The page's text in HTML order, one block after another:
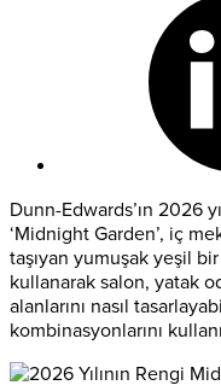
Dunn-Edwards’ın 2026
‘Midnight Garden’, iç
taşıyan yumuşak yeşil
kullanarak salon, yatak
alanlarını nasıl
kombinasyonlarını